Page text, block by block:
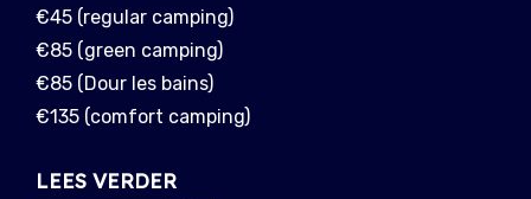
€45 (regular camping)
€85 (green camping)
€85 (Dour les bains)
€135 (comfort camping)
LEES VERDER